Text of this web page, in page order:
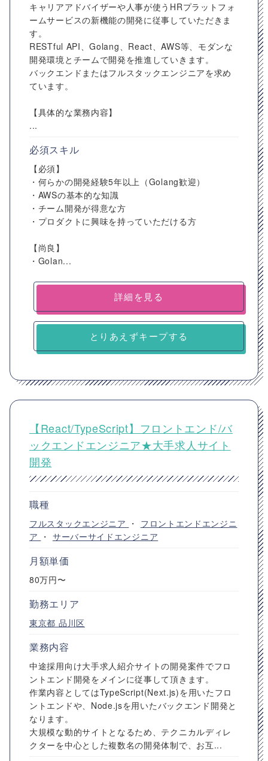
キャリアアドバイザーや人事が使うHRプラットフォ
ームサービスの新機能の開発に従事していただきま
す。
RESTful API、Golang、React、AWS等、モダンな
開発環境とチームで開発を推進していきます。
バックエンドまたはフルスタックエンジニアを求め
ています。
【具体的な業務内容】
...
必須スキル
【必須】
・何らかの開発経験5年以上（Golang歓迎）
・AWSの基本的な知識
・チーム開発が得意な方
・プロダクトに興味を持っていただける方
【尚良】
・Golan...
詳細を見る
とりあえずキープする
【React/TypeScript】フロントエンド/バ
ックエンドエンジニア★大手求人サイト
開発
職種
フルスタックエンジニア ・ フロントエンドエンジニ
ア ・ サーバーサイドエンジニア
月額単価
80万円〜
勤務エリア
東京都 品川区
業務内容
中途採用向け大手求人紹介サイトの開発案件でフロ
ントエンド開発をメインに従事して頂きます。
作業内容としてはTypeScript(Next.js)を用いたフロ
ントエンドや、Node.jsを用いたバックエンド開発と
なります。
大規模な動的サイトとなるため、テクニカルディレ
クターを中心とした複数名の開発体制で、お互...